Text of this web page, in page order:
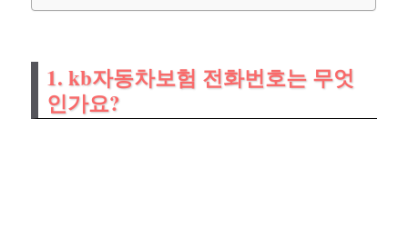
1. kb자동차보험 전화번호는 무엇
인가요?